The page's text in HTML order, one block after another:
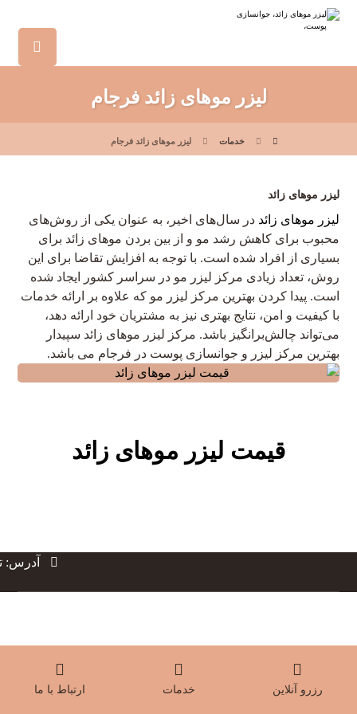
لیزر موهای زائد فرجام
خدمات لیزر موهای زائد فرجام
لیزر موهای زائد
لیزر موهای زائد در سال‌های اخیر، به عنوان یکی از روش‌های
محبوب برای کاهش رشد مو و از بین بردن موهای زائد برای
بسیاری از افراد شده است. با توجه به افزایش تقاضا برای این
روش، تعداد زیادی مرکز لیزر مو در سراسر کشور ایجاد شده
است. پیدا کردن بهترین مرکز لیزر مو که علاوه بر ارائه خدمات
با کیفیت و امن، نتایج بهتری نیز به مشتریان خود ارائه دهد،
می‌تواند چالش‌برانگیز باشد. مرکز لیزر موهای زائد سپیدار
بهترین مرکز لیزر و جوانسازی پوست در فرجام می باشد.
قیمت لیزر موهای زائد
آدرس:
رزرو آنلاین خدمات ارتباط با ما